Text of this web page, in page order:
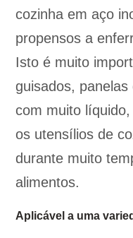
cozinha em aço
propensos a
Isto é muito
guisados,
com muito
os utensílios de
durante muito
alimentos.
Aplicável a uma